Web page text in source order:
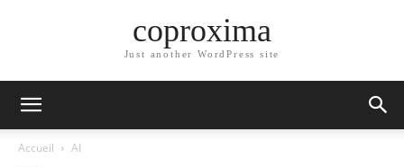
coproxima
Just another WordPress site
Accueil AI